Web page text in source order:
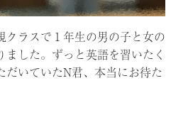
クラスで１年生の男の子と女の
した。ずっと英語を習いたく
だいていたN君、本当にお待た